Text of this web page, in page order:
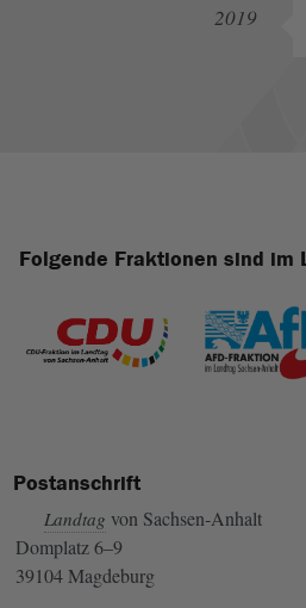
2019
Folgende Fraktionen sind im
Postanschrift
Landtag von Sachsen-Anhalt
Domplatz 6–9
39104 Magdeburg